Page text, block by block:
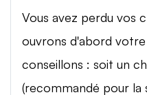
Vous avez perdu vos
ouvrons d'abord
conseillons : soit un
(recommandé pour la